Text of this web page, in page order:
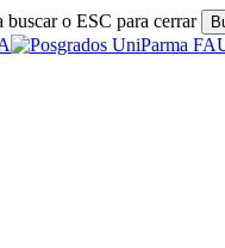
buscar o ESC para cerrar